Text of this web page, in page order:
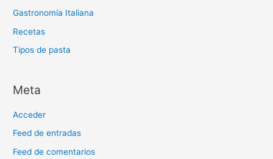
Gastronomía Italiana
Recetas
Tipos de pasta
Meta
Acceder
Feed de entradas
Feed de comentarios